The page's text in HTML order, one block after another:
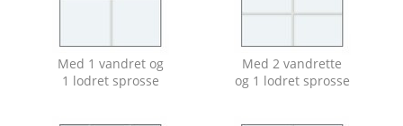
Med 1 vandret og
1 lodret sprosse
Med 2 vandrette
og 1 lodret sprosse